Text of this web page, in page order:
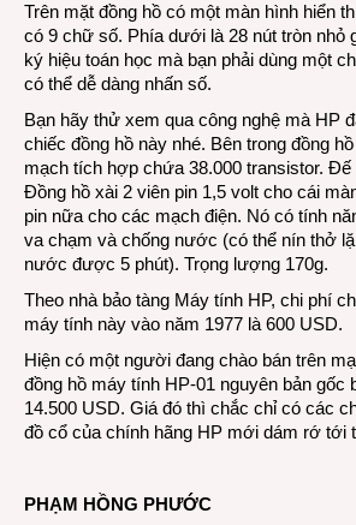
Trên mặt đồng hồ có một màn hình hiển
có 9 chữ số. Phía dưới là 28 nút tròn nhỏ
ký hiệu toán học mà bạn phải dùng một
có thể dễ dàng nhấn số.
Bạn hãy thử xem qua công nghệ mà HP
chiếc đồng hồ này nhé. Bên trong đồng
mạch tích hợp chứa 38.000 transistor.
Đồng hồ xài 2 viên pin 1,5 volt cho cái
pin nữa cho các mạch điện. Nó có tính
va chạm và chống nước (có thể nín thở
nước được 5 phút). Trọng lượng 170g.
Theo nhà bảo tàng Máy tính HP, chi phí
máy tính này vào năm 1977 là 600 USD.
Hiện có một người đang chào bán trên
đồng hồ máy tính HP-01 nguyên bản gốc
14.500 USD. Giá đó thì chắc chỉ có các
đồ cổ của chính hãng HP mới dám rớ tới
PHẠM HỒNG PHƯỚC